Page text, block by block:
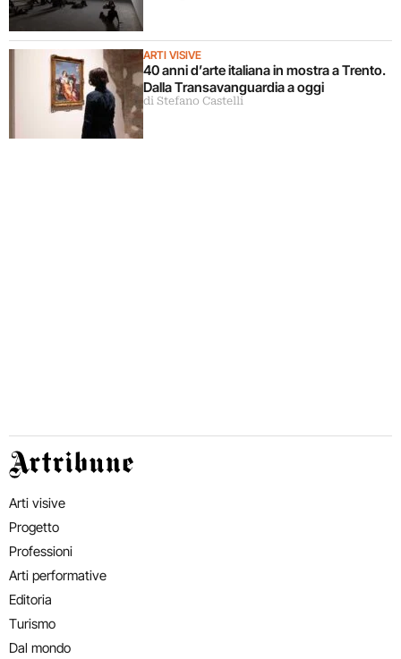
ARTI VISIVE
40 anni d’arte italiana in mostra a Trento.
Dalla Transavanguardia a oggi
di Stefano Castelli
Artribune
Arti visive
Progetto
Professioni
Arti performative
Editoria
Turismo
Dal mondo